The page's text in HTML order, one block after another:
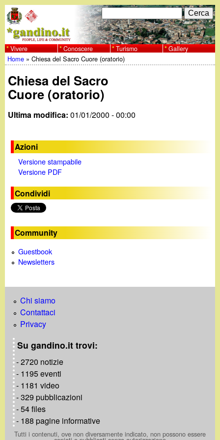
al
contenuto
principale
w
w
w
g
n
d
n
o
F
o
r
m
d
i
r
i
e
c
C
e
r
c
a
Vivere Conoscere Turismo Gallery
Tu
sei
qui
Home »Chiesa del Sacro Cuore (oratorio)
Chiesa del Sacro
Cuore (oratorio)
Ultima modifica:01/01/2000 - 00:00
Azioni
Versione stampabile
Versione PDF
Condividi
Community
Guestbook
Newsletters
Chi siamo
Contattaci
Privacy
Su gandino.it trovi:
- 2720 notizie
- 1195 eventi
- 1181 video
- 329 pubblicazioni
- 54 files
- 188 pagine informative
Tutti i contenuti, ove non diversamente indicato, non possono essere